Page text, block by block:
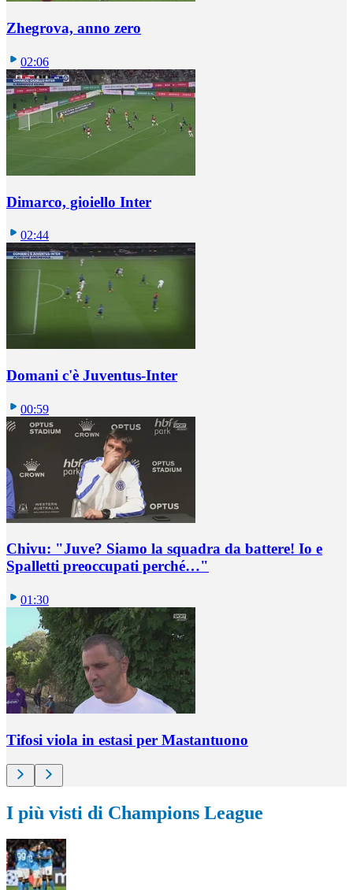
Zhegrova, anno zero
02:06
Dimarco, gioiello Inter
02:44
Domani c'è Juventus-Inter
00:59
Chivu: "Juve? Siamo la squadra da battere! Io e
Spalletti preoccupati perché…"
01:30
Tifosi viola in estasi per Mastantuono
I più visti di Champions League